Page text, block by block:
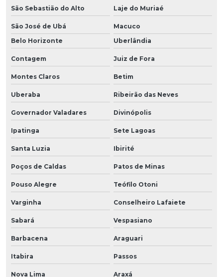
São Sebastião do Alto Laje do Muriaé
São José de Ubá
Macuco
Belo Horizonte
Uberlândia
Contagem Juiz de Fora
Montes Claros Betim
Uberaba Ribeirão das Neves
Governador Valadares Divinópolis
Ipatinga Sete Lagoas
Santa Luzia Ibirité
Poços de Caldas Patos de Minas
Pouso Alegre Teófilo Otoni
Varginha Conselheiro Lafaiete
Sabará Vespasiano
Barbacena Araguari
Itabira Passos
Nova Lima Araxá